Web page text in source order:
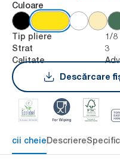
Culoare
Tip pliere 1/8
Strat 3
Calitate
Descărcare
cheieDescriere